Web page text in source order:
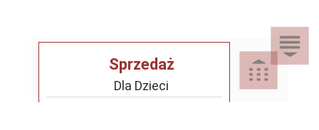
Sprzedaż
Dla Dzieci